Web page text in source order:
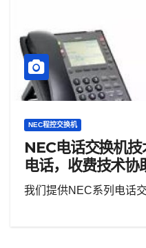
NEC程控交换机
NEC电话交换机
电话，收费技术协
我们提供NEC系列电话